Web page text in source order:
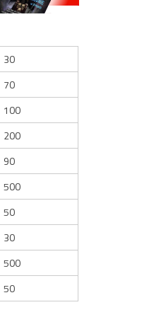
30
70
100
200
90
500
50
30
500
50